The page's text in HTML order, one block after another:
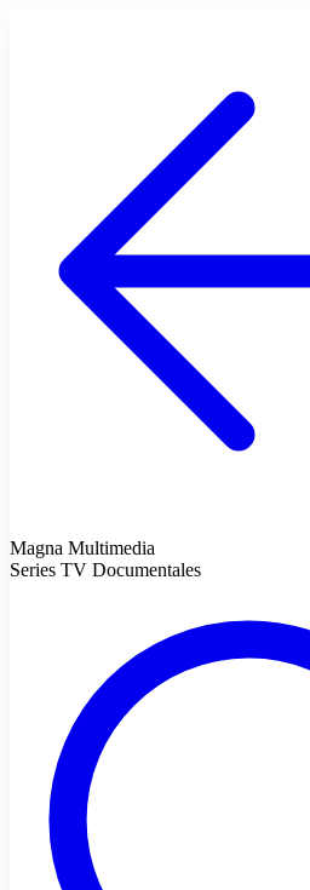
Magna Multimedia
Series TV Documentales